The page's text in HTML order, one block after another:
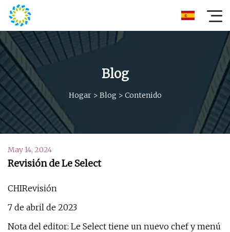
Blog
Hogar> Blog > Contenido
May 14, 2024
Revisión de Le Select
CHIRevisión
7 de abril de 2023
Nota del editor: Le Select tiene un nuevo chef y menú